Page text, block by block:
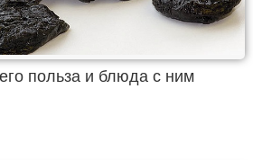
польза и блюда с ним